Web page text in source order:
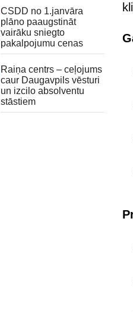
CSDD no 1.janvāra
plāno paaugstināt
vairāku sniegto
pakalpojumu cenas
Raiņa centrs – ceļojums
caur Daugavpils vēsturi
un izcilo absolventu
stāstiem